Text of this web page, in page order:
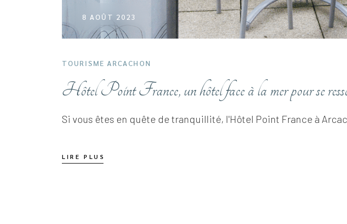
8 AOÛT 2023
TOURISME ARCACHON
Hôtel Point France, un hôtel face à la mer pour se
Si vous êtes en quête de tranquillité, l'Hôtel Point France à
LIRE PLUS